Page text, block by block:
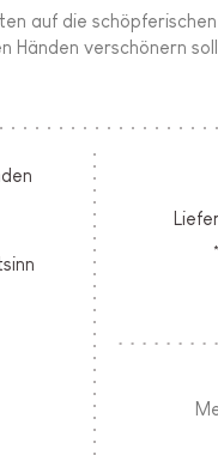
auf die
Händen verschönern